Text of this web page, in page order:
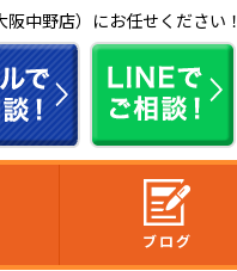
中野店）にお任せください！
ブログ